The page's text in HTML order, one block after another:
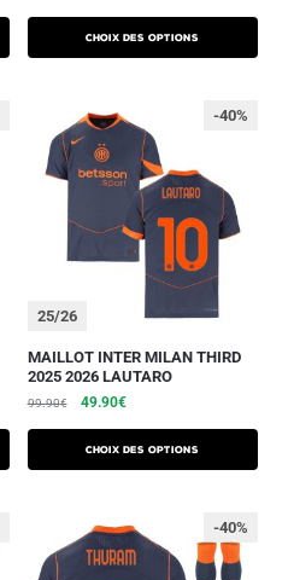
Choix des options
25/26
-40%
MAILLOT INTER MILAN THIRD
2025 2026 LAUTARO
99.90€ 49.90€
Choix des options
-40%